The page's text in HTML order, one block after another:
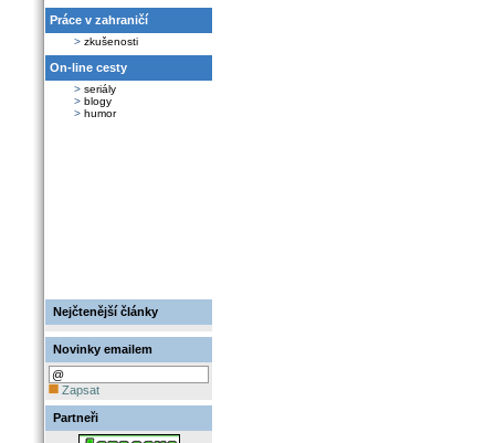
Práce v zahraničí
> zkušenosti
On-line cesty
> seriály
> blogy
> humor
Nejčtenější články
Novinky emailem
Zapsat
Partneři